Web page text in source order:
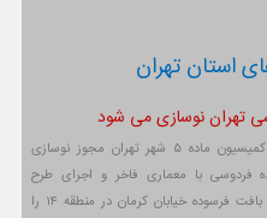
استان تهران
تهران نوسازی می شود
تهران رسانه | کمیسیون ماده ۵ شهر تهران مجوز نوسازی
فردوسی با معماری فاخر و اجرای طرح
موضعی اصلاح بافت فرسوده خیابان کرمان در منطقه ۱۴ را